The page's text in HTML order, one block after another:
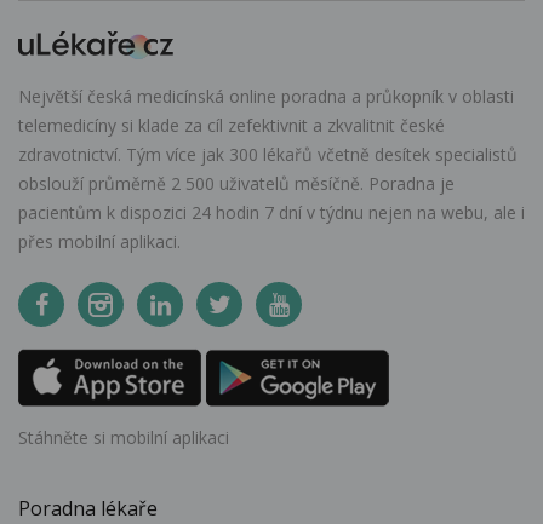
Největší česká medicínská online poradna a průkopník v oblasti
telemedicíny si klade za cíl zefektivnit a zkvalitnit české
zdravotnictví. Tým více jak 300 lékařů včetně desítek specialistů
obslouží průměrně 2 500 uživatelů měsíčně. Poradna je
pacientům k dispozici 24 hodin 7 dní v týdnu nejen na webu, ale i
přes mobilní aplikaci.
Stáhněte si mobilní aplikaci
Poradna lékaře